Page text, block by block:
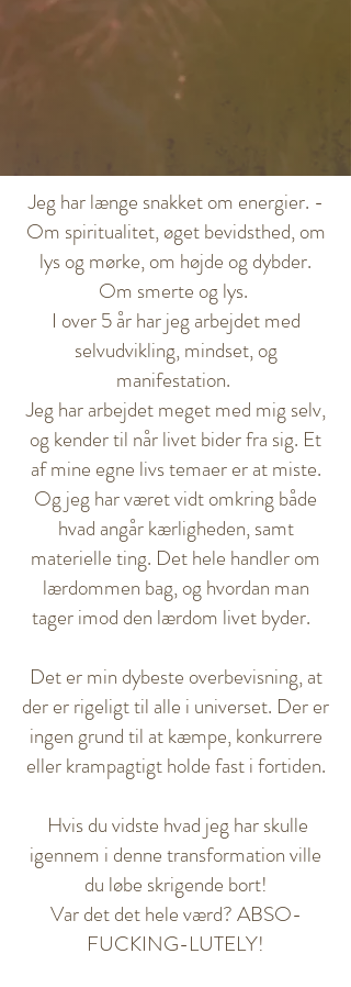
Jeg har længe snakket om energier. -
Om spiritualitet, øget bevidsthed, om
lys og mørke, om højde og dybder.
Om smerte og lys.
I over 5 år har jeg arbejdet med
selvudvikling, mindset, og
manifestation.
Jeg har arbejdet meget med mig selv,
og kender til når livet bider fra sig. Et
af mine egne livs temaer er at miste.
Og jeg har været vidt omkring både
hvad angår kærligheden, samt
materielle ting. Det hele handler om
lærdommen bag, og hvordan man
tager imod den lærdom livet byder.
Det er min dybeste overbevisning, at
der er rigeligt til alle i universet. Der er
ingen grund til at kæmpe, konkurrere
eller krampagtigt holde fast i fortiden.
Hvis du vidste hvad jeg har skulle
igennem i denne transformation ville
du løbe skrigende bort!
Var det det hele værd? ABSO-
FUCKING-LUTELY!